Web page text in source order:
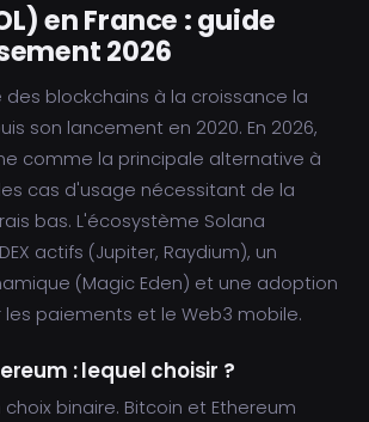
en France : guide
2026
des blockchains à la croissance la
son lancement en 2020. En 2026,
comme la principale alternative à
cas d'usage nécessitant de la
bas. L'écosystème Solana
actifs (Jupiter, Raydium), un
(Magic Eden) et une adoption
paiements et le Web3 mobile.
: lequel choisir ?
binaire. Bitcoin et Ethereum